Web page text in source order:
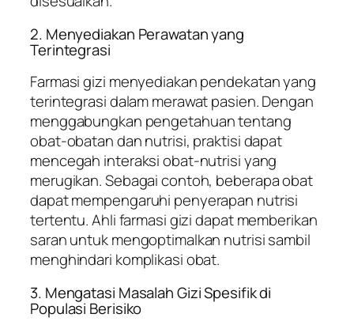
2. Menyediakan Perawatan yang
Terintegrasi
Farmasi gizi menyediakan pendekatan yang
terintegrasi dalam merawat pasien. Dengan
menggabungkan pengetahuan tentang
obat-obatan dan nutrisi, praktisi dapat
mencegah interaksi obat-nutrisi yang
merugikan. Sebagai contoh, beberapa obat
dapat mempengaruhi penyerapan nutrisi
tertentu. Ahli farmasi gizi dapat memberikan
saran untuk mengoptimalkan nutrisi sambil
menghindari komplikasi obat.
3. Mengatasi Masalah Gizi Spesifik di
Populasi Berisiko